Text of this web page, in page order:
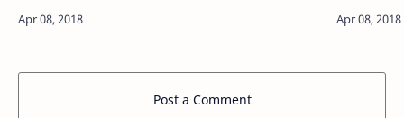
bia…
Post a Comment